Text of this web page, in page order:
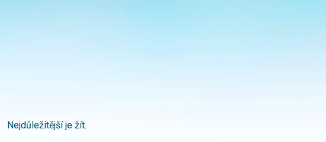
Nejdůležitější je žít.